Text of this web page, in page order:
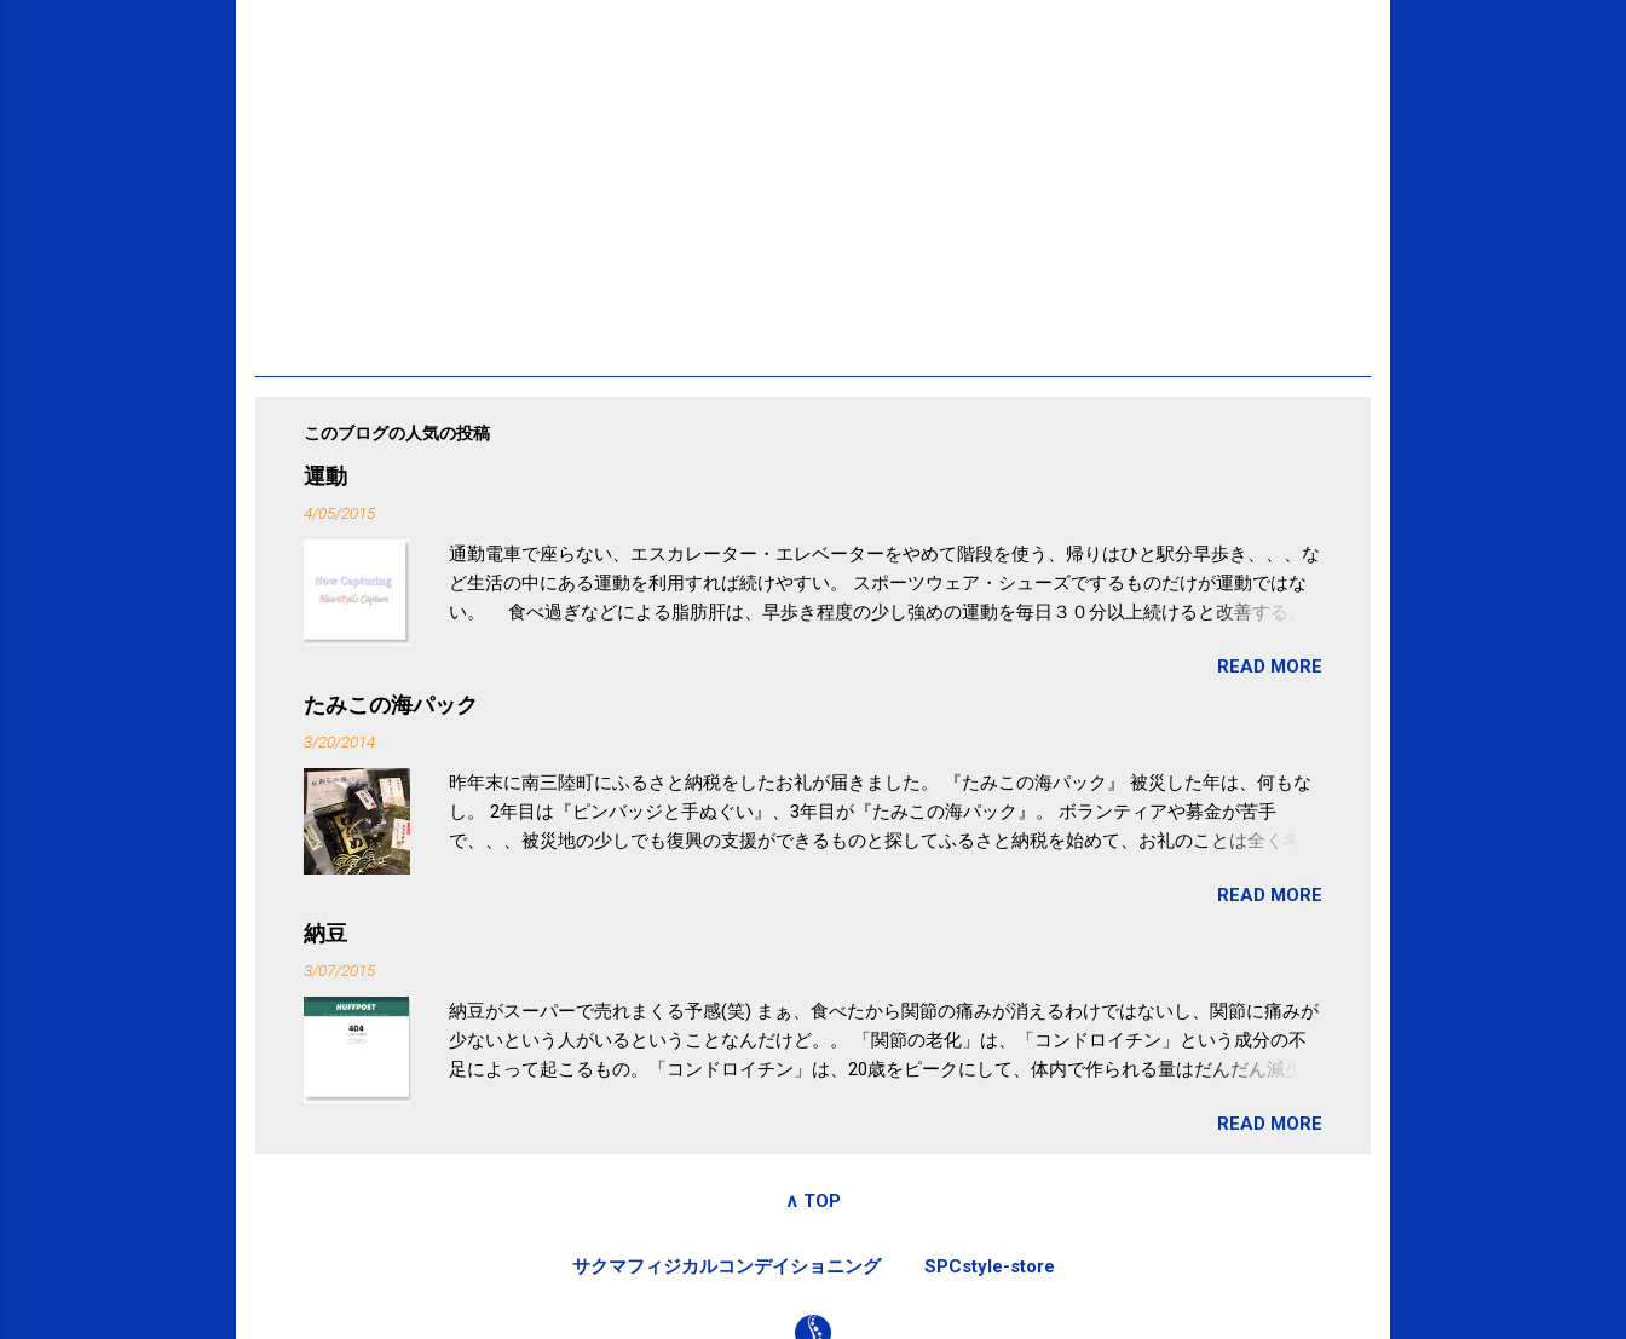
このブログの人気の投稿
運動
4/05/2015
通勤電車で座らない、エスカレーター・エレベーターをやめて階段を使う、帰りはひと駅分早歩き、、、な
ど生活の中にある運動を利用すれば続けやすい。 スポーツウェア・シューズでするものだけが運動ではな
い。 食べ過ぎなどによる脂肪肝は、早歩き程度の少し強めの運動を毎日３０分以上続けると改善する、
ル性脂肪性肝疾患。体重は減らなくても効果があるという。 正田教授は「汗ばむ程度の運動を毎日３０分
続けることが有用」としている。 脂肪肝、毎日３０分の早歩きで改善 筑波大「減量しなくても効果」 -
READ MORE
たみこの海パック
3/20/2014
昨年末に南三陸町にふるさと納税をしたお礼が届きました。 『たみこの海パック』 被災した年は、何もな
し。 2年目は『ピンバッジと手ぬぐい』、3年目が『たみこの海パック』。 ボランティアや募金が苦手
で、、、被災地の少しでも復興の支援ができるものと探してふるさと納税を始めて、お礼のことは全く考え
税になるということもあって始めたのですが、節税になるほど稼げていないのでこちらの目的は......。 総務
READ MORE
納豆
3/07/2015
納豆がスーパーで売れまくる予感(笑) まぁ、食べたから関節の痛みが消えるわけではないし、関節に痛みが
少ないという人がいるということなんだけど。。 「関節の老化」は、「コンドロイチン」という成分の不
足によって起こるもの。「コンドロイチン」は、20歳をピークにして、体内で作られる量はだんだん減少し
いためには、食生活で「コンドロイチン」を補うことが大切。そして「コンドロイチン」という成分は、納
豆」！ 1日1パックでコンドロイチン補給 | セルフドクターニュース 賞味期限は気にしたことがなかった。
味しい食べかた」は、 ・賞味期限ギリギリで食べる。 ・白い泡が全体に行き渡る程度かき混ぜる。 ・タレ
目安が30回～40回程度。 またタレ・薬味は納豆をかき混ぜたあとに入れたほうが、納豆のふわふわ感がよ
READ MORE
∧ TOP
サクマフィジカルコンデイショニング SPCstyle-store